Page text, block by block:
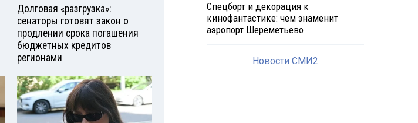
Долговая «разгрузка»:
сенаторы готовят закон о
продлении срока погашения
бюджетных кредитов
регионами
Спецборт и декорация к
кинофантастике: чем знаменит
аэропорт Шереметьево
Новости СМИ2